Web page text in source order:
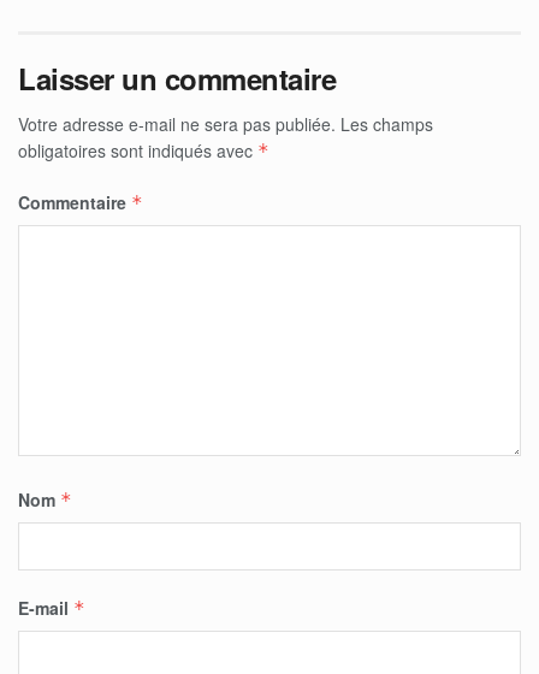
Laisser un commentaire
Votre adresse e-mail ne sera pas publiée. Les champs
obligatoires sont indiqués avec *
Commentaire *
Nom *
E-mail *